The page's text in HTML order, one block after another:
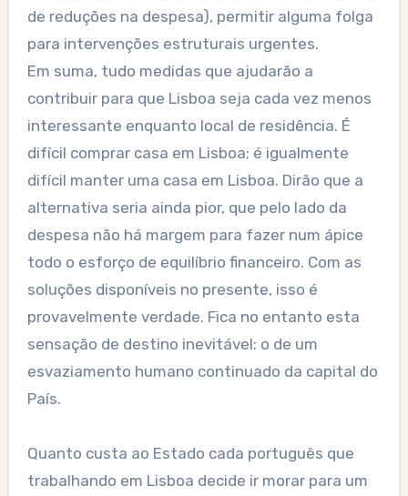
de reduções na despesa), permitir alguma folga
para intervenções estruturais urgentes.
Em suma, tudo medidas que ajudarão a
contribuir para que Lisboa seja cada vez menos
interessante enquanto local de residência. É
difícil comprar casa em Lisboa; é igualmente
difícil manter uma casa em Lisboa. Dirão que a
alternativa seria ainda pior, que pelo lado da
despesa não há margem para fazer num ápice
todo o esforço de equilíbrio financeiro. Com as
soluções disponíveis no presente, isso é
provavelmente verdade. Fica no entanto esta
sensação de destino inevitável: o de um
esvaziamento humano continuado da capital do
País.
Quanto custa ao Estado cada português que
trabalhando em Lisboa decide ir morar para um